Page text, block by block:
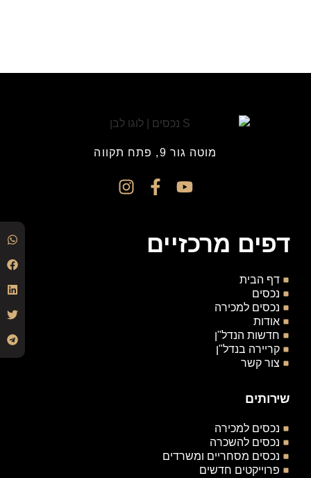
מוטה גור 9, פתח תקווה
דפים מרכזיים
דף הבית
נכסים
נכסים למכירה
אודות
חדשות הנדל"ן
קריירה בנדל"ן
צור קשר
שירותים
נכסים למכירה
נכסים להשכרה
נכסים מסחריים ומשרדים
פרוייקטים חדשים